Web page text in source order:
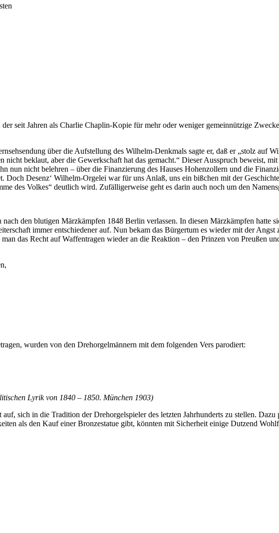
seit Jahren als Charlie Chaplin-Kopie für mehr oder weniger gemeinnützige
über die Aufstellung des Wilhelm-Denkmals sagte er, daß er „stolz auf
nicht beklaut, aber die Gewerkschaft hat das gemacht.“ Dieser Ausspruch beweist,
nun nicht belehren – über die Finanzierung des Hauses Hohenzollern und die
Doch Desenz‘ Wilhelm-Orgelei war für uns Anlaß, uns ein bißchen mit der
des Volkes“ deutlich wird. Zufälligerweise geht es darin auch noch um den
den blutigen Märzkämpfen 1848 Berlin verlassen. In diesen Märzkämpfen hatte
immer entschiedener auf. Nun bekam das Bürgertum es wieder mit der
das Recht auf Waffentragen wieder an die Reaktion – den Prinzen von Preußen
wurden von den Drehorgelmännern mit dem folgenden Vers parodiert:
Lyrik von 1840 – 1850. München 1903)
sich in die Tradition der Drehorgelspieler des letzten Jahrhunderts zu stellen.
als den Kauf einer Bronzestatue gibt, könnten mit Sicherheit einige Dutzend